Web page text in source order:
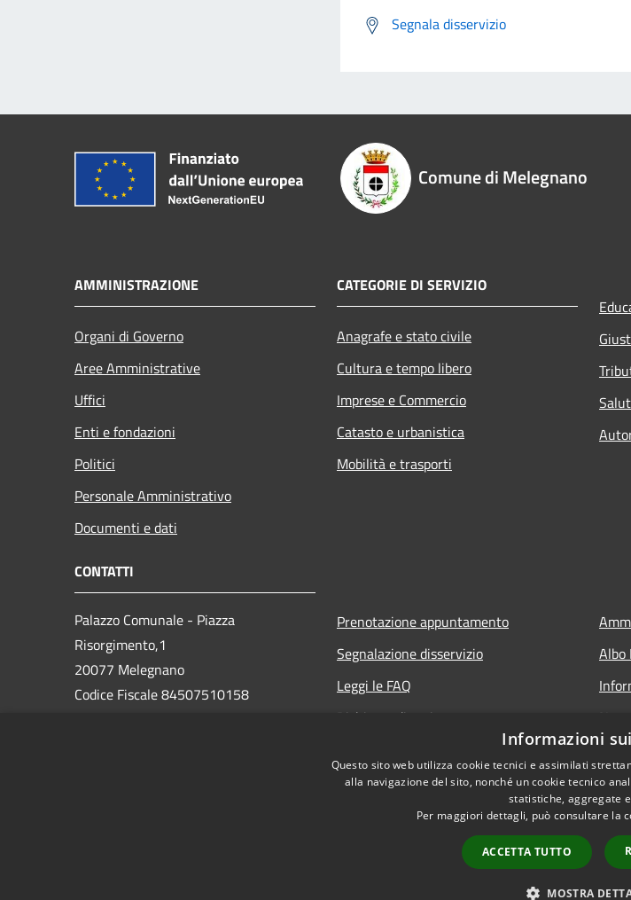
Segnala disservizio
Comune di Melegnano
AMMINISTRAZIONE
Organi di Governo
Aree Amministrative
Uffici
Enti e fondazioni
Politici
Personale Amministrativo
Documenti e dati
CATEGORIE DI SERVIZIO
Anagrafe e stato civile
Cultura e tempo libero
Imprese e Commercio
Catasto e urbanistica
Mobilità e trasporti
CONTATTI
Palazzo Comunale - Piazza
Risorgimento,1
20077 Melegnano
Codice Fiscale 84507510158
Prenotazione appuntamento
Segnalazione disservizio
Leggi le FAQ
Richiesta di assistenza
Albo
Informazioni
Questo sito web utilizza cookie tecnici e assimilati
alla navigazione del sito, nonché un cookie tecnico
statistiche, aggregate
Per maggiori dettagli, può consultare la
ACCETTA TUTTO
MOSTRA